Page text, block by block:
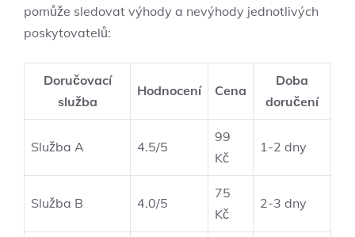
pomůže sledovat výhody a nevýhody jednotlivých
poskytovatelů:
Doručovací
služba
Hodnocení Cena
Doba
doručení
Služba⁢ A 4.5/5
99 ​
Kč
1-2 dny
Služba B 4.0/5
75
Kč
2-3 dny